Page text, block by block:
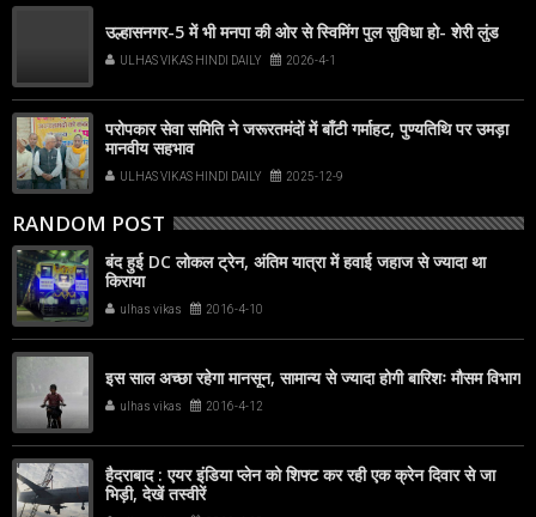
उल्हासनगर-5 में भी मनपा की ओर से स्विमिंग पुल सुविधा हो- शेरी लुंड
ULHAS VIKAS HINDI DAILY 2026-4-1
परोपकार सेवा समिति ने जरूरतमंदों में बाँटी गर्माहट, पुण्यतिथि पर उमड़ा
मानवीय सहभाव
ULHAS VIKAS HINDI DAILY 2025-12-9
RANDOM POST
बंद हुई DC लोकल ट्रेन, अंतिम यात्रा में हवाई जहाज से ज्यादा था
किराया
ulhas vikas 2016-4-10
इस साल अच्‍छा रहेगा मानसून, सामान्‍य से ज्‍यादा होगी बारि‍शः मौसम विभाग
ulhas vikas 2016-4-12
हैदराबाद : एयर इंडिया प्लेन को शिफ्ट कर रही एक क्रेन दिवार से जा
भिड़ी, देखें तस्वीरें